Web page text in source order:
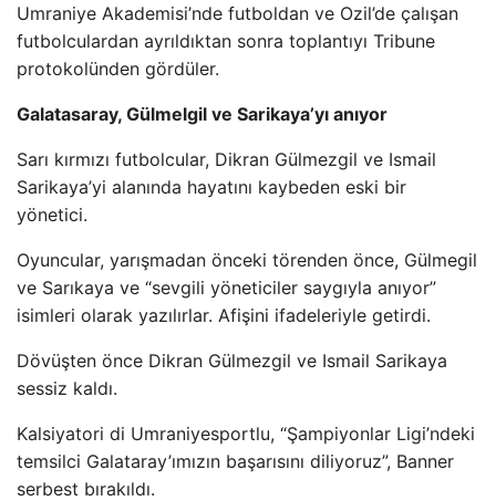
Umraniye Akademisi’nde futboldan ve Ozil’de çalışan
futbolculardan ayrıldıktan sonra toplantıyı Tribune
protokolünden gördüler.
Galatasaray, Gülmelgil ve Sarikaya’yı anıyor
Sarı kırmızı futbolcular, Dikran Gülmezgil ve Ismail
Sarikaya’yi alanında hayatını kaybeden eski bir
yönetici.
Oyuncular, yarışmadan önceki törenden önce, Gülmegil
ve Sarıkaya ve “sevgili yöneticiler saygıyla anıyor”
isimleri olarak yazılırlar. Afişini ifadeleriyle getirdi.
Dövüşten önce Dikran Gülmezgil ve Ismail Sarikaya
sessiz kaldı.
Kalsiyatori di Umraniyesportlu, “Şampiyonlar Ligi’ndeki
temsilci Galataray’ımızın başarısını diliyoruz”, Banner
serbest bırakıldı.